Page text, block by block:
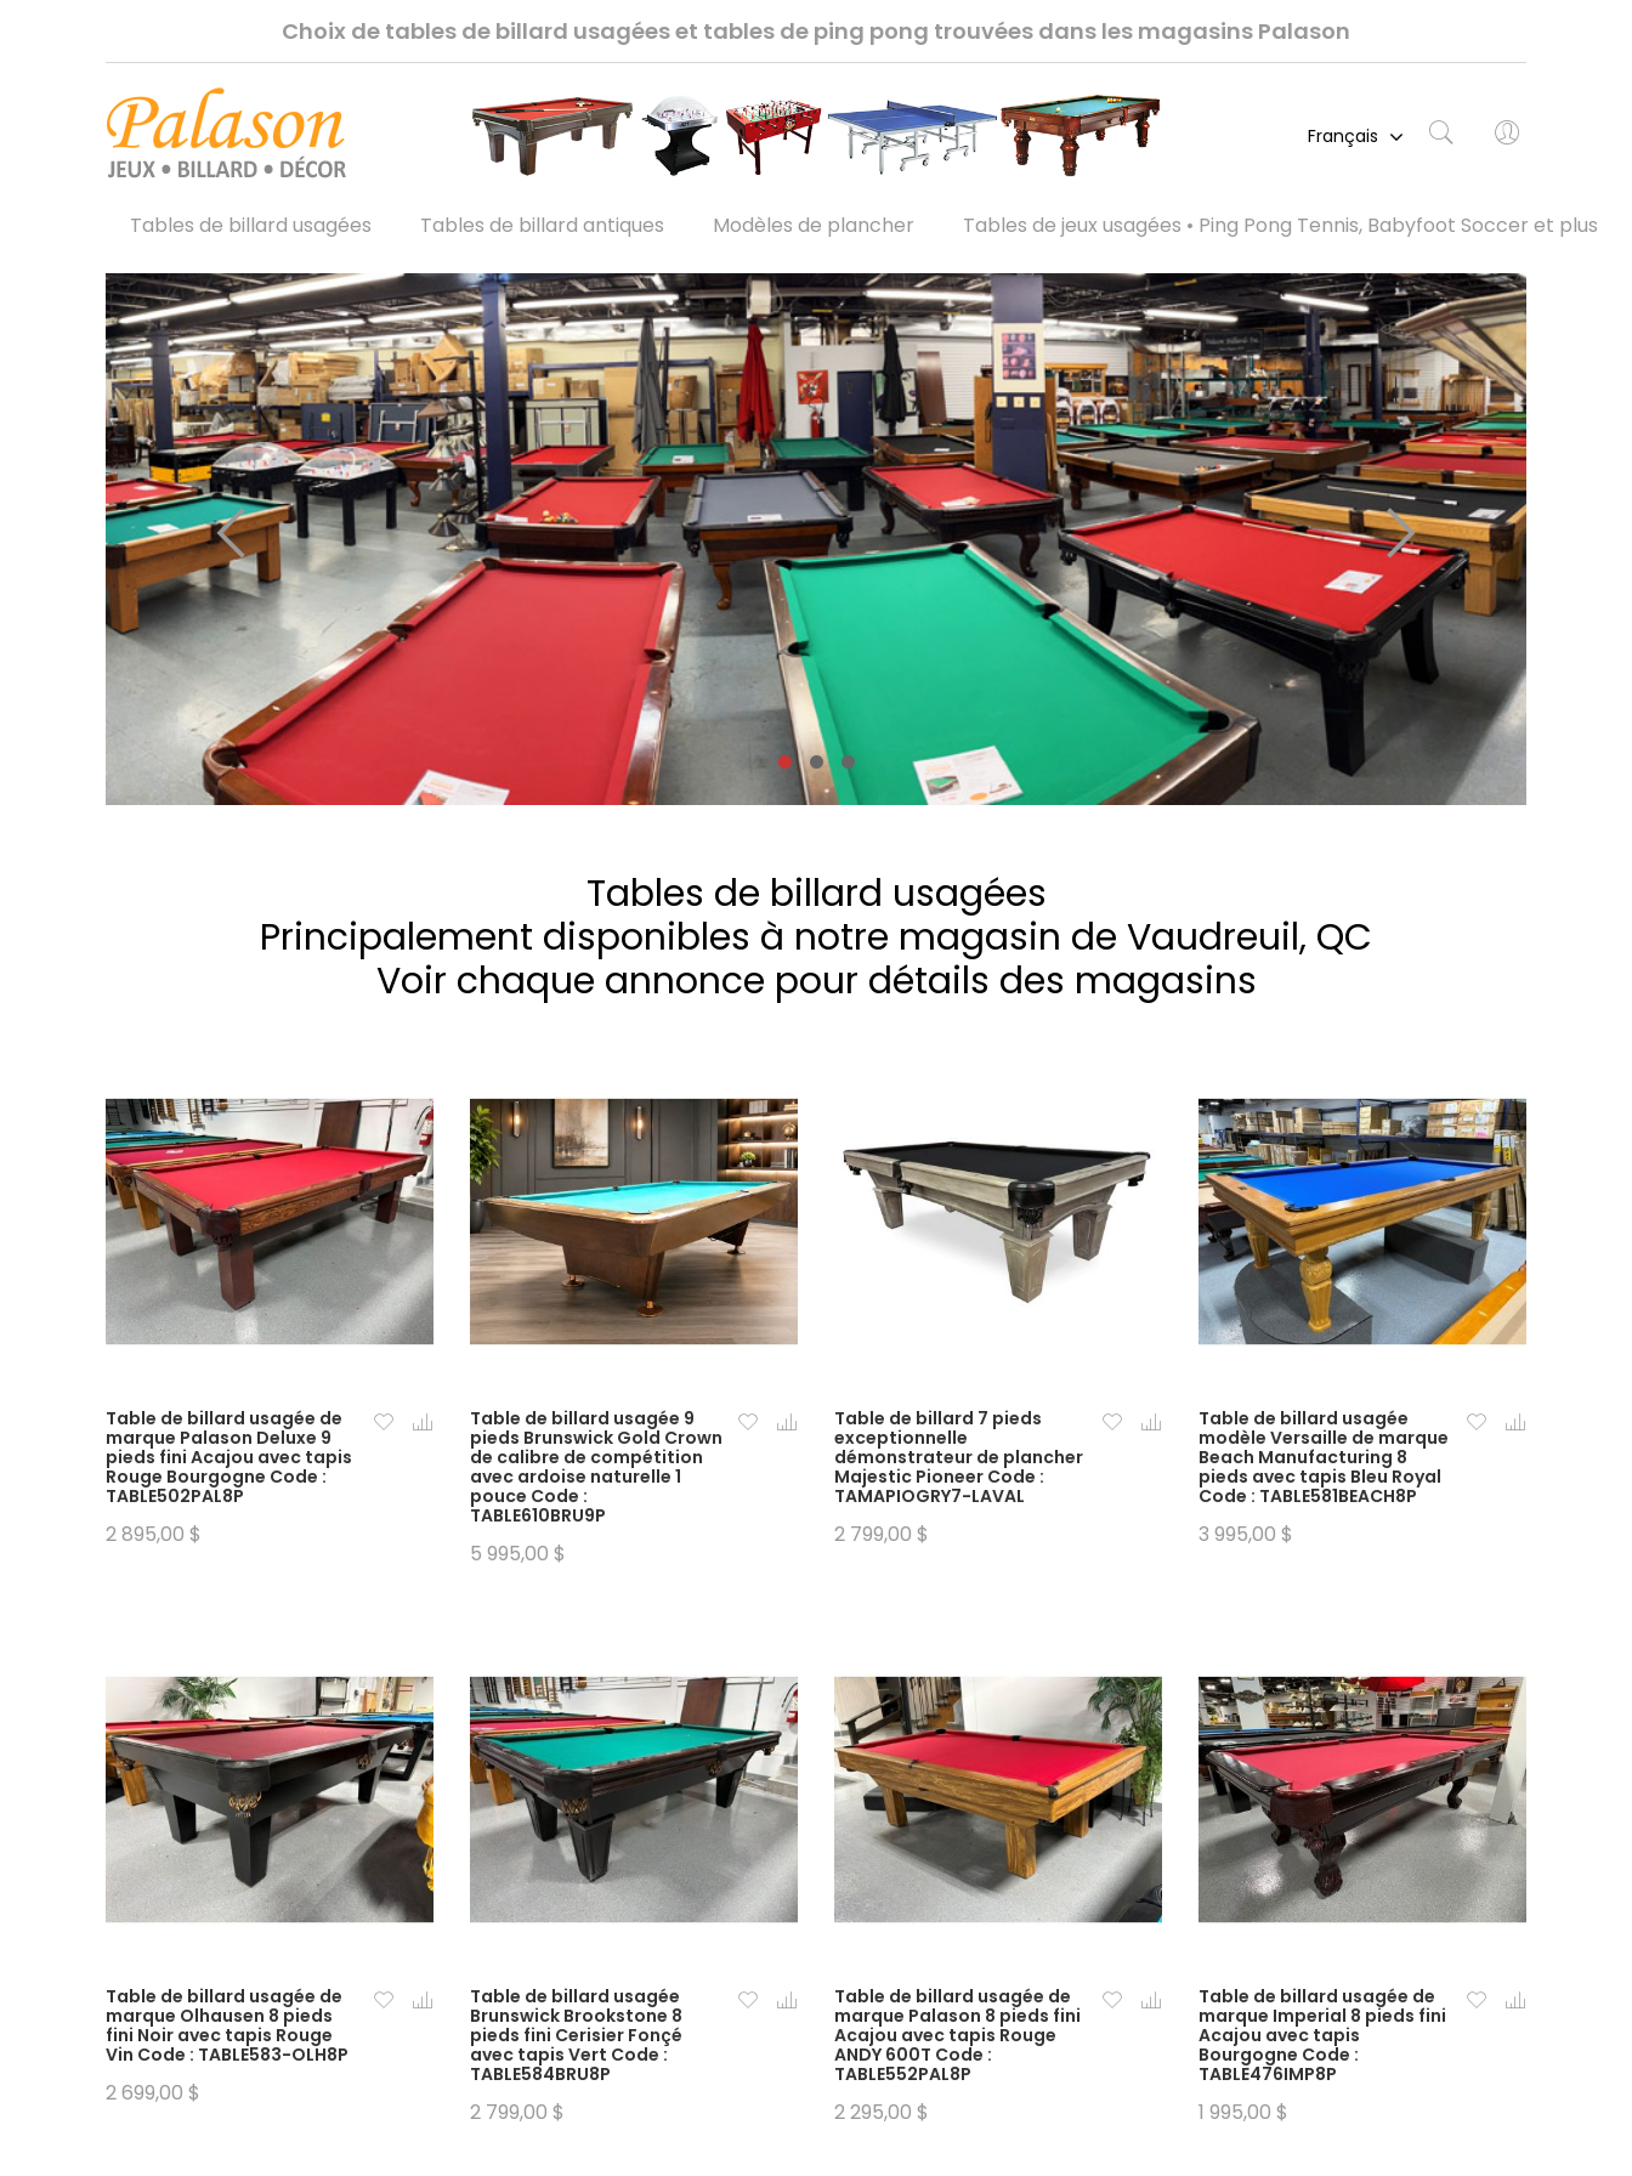
Please type the letters and numbers below
Mot de passe oublié ?
Se connecter
Choix de tables de billard usagées et tables de ping pong trouvées dans les magasins Palason
Français
Tables de billard usagées Tables de billard antiques Modèles de plancher Tables de jeux usagées • Ping Pong Tennis, Babyfoot Soccer et plus
Tables de billard usagées
Principalement disponibles à notre magasin de Vaudreuil, QC
Voir chaque annonce pour détails des magasins
Table de billard usagée de
marque Palason Deluxe 9
pieds fini Acajou avec tapis
Rouge Bourgogne Code :
TABLE502PAL8P
2 895,00 $
Table de billard usagée 9
pieds Brunswick Gold Crown
de calibre de compétition
avec ardoise naturelle 1
pouce Code :
TABLE610BRU9P
5 995,00 $
Table de billard 7 pieds
exceptionnelle
démonstrateur de plancher
Majestic Pioneer Code :
TAMAPIOGRY7-LAVAL
2 799,00 $
Table de billard usagée
modèle Versaille de marque
Beach Manufacturing 8
pieds avec tapis Bleu Royal
Code : TABLE581BEACH8P
3 995,00 $
Table de billard usagée de
marque Olhausen 8 pieds
fini Noir avec tapis Rouge
Vin Code : TABLE583-OLH8P
2 699,00 $
Table de billard usagée
Brunswick Brookstone 8
pieds fini Cerisier Fonçé
avec tapis Vert Code :
TABLE584BRU8P
2 799,00 $
Table de billard usagée de
marque Palason 8 pieds fini
Acajou avec tapis Rouge
ANDY 600T Code :
TABLE552PAL8P
2 295,00 $
Table de billard usagée de
marque Imperial 8 pieds fini
Acajou avec tapis
Bourgogne Code :
TABLE476IMP8P
1 995,00 $